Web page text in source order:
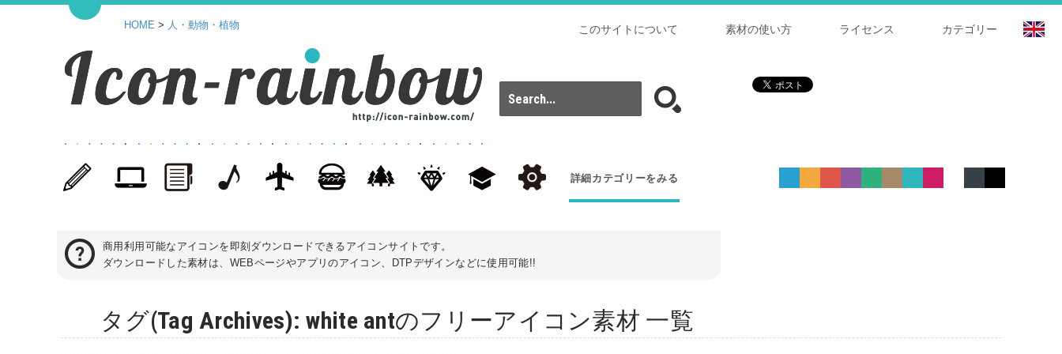
カテゴリー
ライセンス
素材の使い方
このサイトについて
HOME > 人・動物・植物
詳細カテゴリーをみる
商用利用可能なアイコンを即刻ダウンロードできるアイコンサイトです。
ダウンロードした素材は、WEBページやアプリのアイコン、DTPデザインなどに使用可能!!
タグ(Tag Archives): white antのフリーアイコン素材 一覧